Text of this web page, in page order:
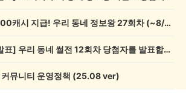
💸 전원 2,000캐시 지급! 우리 동네 정보왕 27회차 (~8/10)
💰[당첨자 발표] 우리 동네 썰전 12회차 당첨자를 발표합니다!
커뮤니티 운영정책 (25.08 ver)